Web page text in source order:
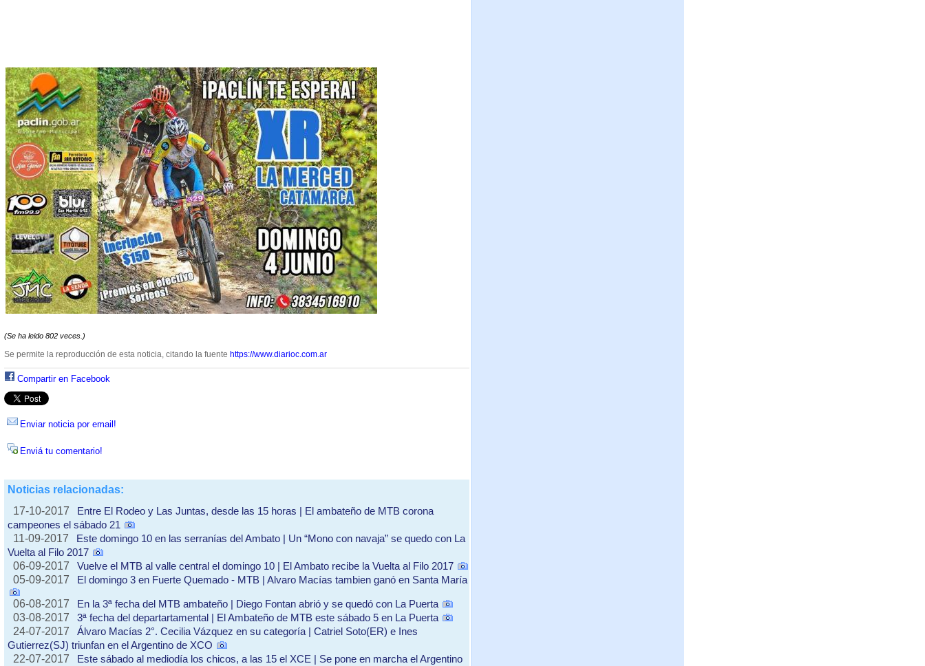
(Se ha leido 802 veces.)
Se permite la reproducción de esta noticia, citando la fuente https://www.diarioc.com.ar
Compartir en Facebook
Enviar noticia por email!
Enviá tu comentario!
Noticias relacionadas:
17-10-2017
Entre El Rodeo y Las Juntas, desde las 15 horas | El ambateño de MTB corona
campeones el sábado 21
11-09-2017
Este domingo 10 en las serranías del Ambato | Un “Mono con navaja” se quedo con La
Vuelta al Filo 2017
06-09-2017
Vuelve el MTB al valle central el domingo 10 | El Ambato recibe la Vuelta al Filo 2017
05-09-2017
El domingo 3 en Fuerte Quemado - MTB | Alvaro Macías tambien ganó en Santa María
06-08-2017
En la 3ª fecha del MTB ambateño | Diego Fontan abrió y se quedó con La Puerta
03-08-2017
3ª fecha del departartamental | El Ambateño de MTB este sábado 5 en La Puerta
24-07-2017
Álvaro Macías 2°. Cecilia Vázquez en su categoría | Catriel Soto(ER) e Ines
Gutierrez(SJ) triunfan en el Argentino de XCO
22-07-2017
Este sábado al mediodía los chicos, a las 15 el XCE | Se pone en marcha el Argentino